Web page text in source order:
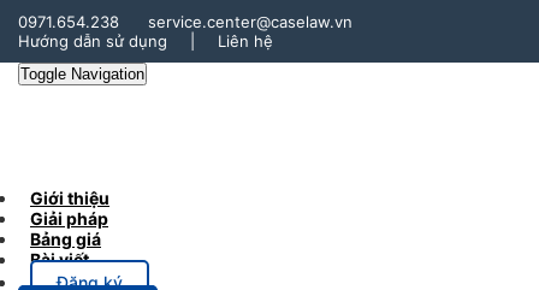
0971.654.238
service.center@caselaw.vn
Hướng dẫn sử dụng
Liên hệ
Toggle Navigation
Giới thiệu
Giải pháp
Bảng giá
Bài viết
Đăng ký